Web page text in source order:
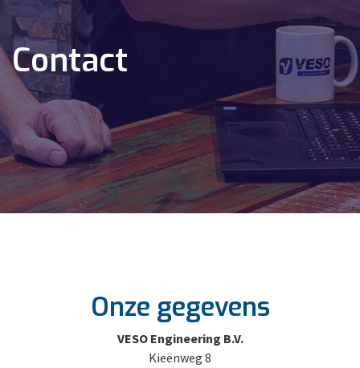
Contact
Onze gegevens
VESO Engineering B.V.
Kieënweg 8